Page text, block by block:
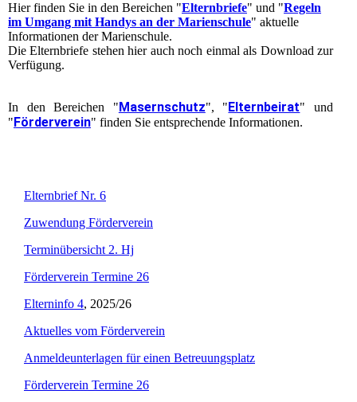
Hier finden Sie in den Bereichen "Elternbriefe" und "Regeln
im Umgang mit Handys an der Marienschule" aktuelle
Informationen der Marienschule.
Die Elternbriefe stehen hier auch noch einmal als Download zur
Verfügung.
In den Bereichen " Masernschutz", " Elternbeirat" und
" Förderverein" finden Sie entsprechende Informationen.
Elternbrief Nr. 6
Zuwendung Förderverein
Terminübersicht 2. Hj
Förderverein Termine 26
Elterninfo 4, 2025/26
Aktuelles vom Förderverein
Anmeldeunterlagen für einen Betreuungsplatz
Förderverein Termine 26